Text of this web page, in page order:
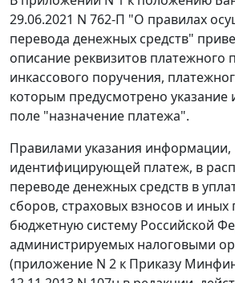
29.06.2021 N 762-П "О правилах
перевода денежных средств"
описание реквизитов платежного
инкассового поручения,
которым предусмотрено
поле "назначение платежа".
Правилами указания информации,
идентифицирующей платеж, в
переводе денежных средств в
сборов, страховых взносов и иных
бюджетную систему Российской
администрируемых налоговыми
(приложение N 2 к Приказу